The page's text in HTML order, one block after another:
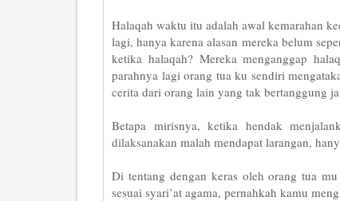
Halaqah waktu itu adalah awal kemarahan
lagi, hanya karena alasan mereka belum
ketika halaqah? Mereka menganggap
parahnya lagi orang tua ku sendiri
cerita dari orang lain yang tak bertanggung
Betapa mirisnya, ketika hendak
dilaksanakan malah mendapat larangan,
Di tentang dengan keras oleh orang tua
sesuai syari’at agama, pernahkah kamu